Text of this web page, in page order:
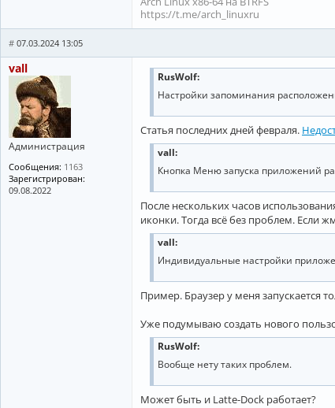
https://t.me/arch_linuxru
vall
Администрация
Сообщения: 1163
Зарегистрирован:
09.08.2022
# 07.03.2024 13:05
RusWolf:
Настройки запоминания
Статья последних дней февраля.
vall:
Кнопка Меню запуска приложений
После нескольких часов
иконки. Тогда всё без проблем. Если
vall:
Индивидуальные настройки
Пример. Браузер у меня запускается
Уже подумываю создать нового
RusWolf:
Вообще нету таких проблем.
Может быть и Latte-Dock работает?